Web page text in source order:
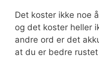
Det koster ikke noe
og det koster heller
andre ord er det
at du er bedre